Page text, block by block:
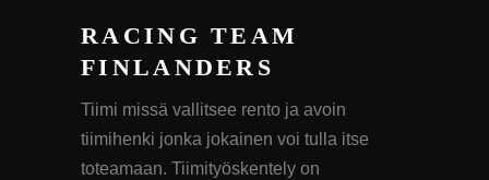
RACING TEAM
FINLANDERS
Tiimi missä vallitsee rento ja avoin
tiimihenki jonka jokainen voi tulla itse
toteamaan. Tiimityöskentely on